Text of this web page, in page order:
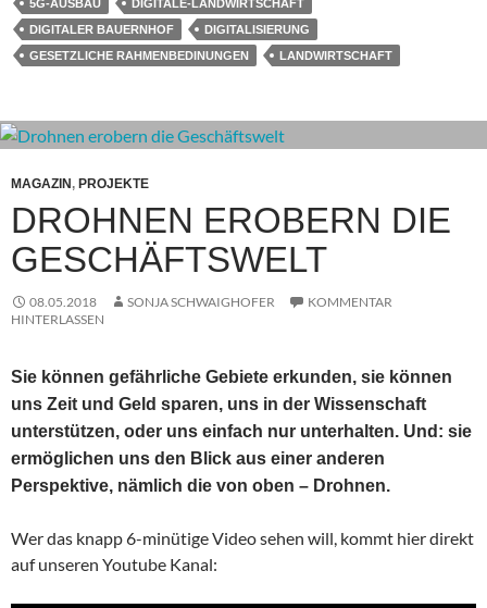
5G-AUSBAU
DIGITALE-LANDWIRTSCHAFT
DIGITALER BAUERNHOF
DIGITALISIERUNG
GESETZLICHE RAHMENBEDINUNGEN
LANDWIRTSCHAFT
MAGAZIN , PROJEKTE
DROHNEN EROBERN DIE
GESCHÄFTSWELT
08.05.2018 SONJA SCHWAIGHOFER
KOMMENTAR
HINTERLASSEN
Sie können gefährliche Gebiete erkunden, sie können
uns Zeit und Geld sparen, uns in der Wissenschaft
unterstützen, oder uns einfach nur unterhalten. Und: sie
ermöglichen uns den Blick aus einer anderen
Perspektive, nämlich die von oben – Drohnen.
Wer das knapp 6-minütige Video sehen will, kommt hier direkt
auf unseren Youtube Kanal: